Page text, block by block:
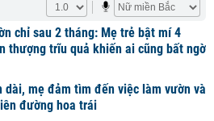
chỉ sau 2 tháng: Mẹ trẻ bật mí 4
thượng trĩu quả khiến ai cũng bất ngờ
mẹ đảm tìm đến việc làm vườn và
đường hoa trái